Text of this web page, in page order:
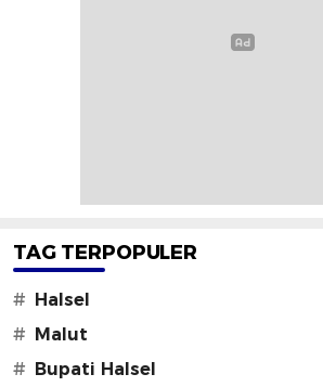
TAG TERPOPULER
#
Halsel
#
Malut
#
Bupati Halsel